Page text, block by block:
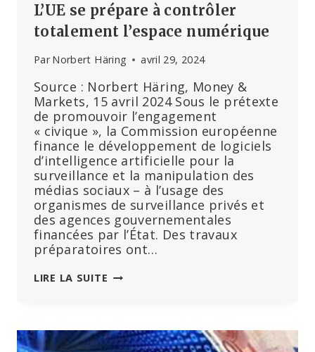
PRIVÉ
L’UE se prépare à contrôler
totalement l’espace numérique
Par Norbert Häring avril 29, 2024
Source : Norbert Häring, Money &
Markets, 15 avril 2024 Sous le prétexte
de promouvoir l’engagement
« civique », la Commission européenne
finance le développement de logiciels
d’intelligence artificielle pour la
surveillance et la manipulation des
médias sociaux – à l’usage des
organismes de surveillance privés et
des agences gouvernementales
financées par l’État. Des travaux
préparatoires ont…
LIRE LA SUITE L’UE
CONTRÔLER